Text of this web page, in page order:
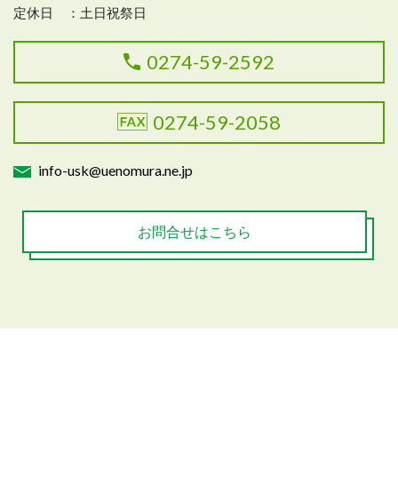
定休日 ：土日祝祭日
0274-59-2592
0274-59-2058
info-usk@uenomura.ne.jp
お問合せはこちら